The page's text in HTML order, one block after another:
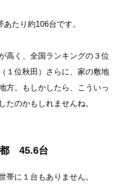
たり約106台です。
高く、全国ランキングの３位
１位秋田）さらに、家の敷地
方。もしかしたら、こういっ
たのかもしれませんね。
45.6台
帯に１台もありません。